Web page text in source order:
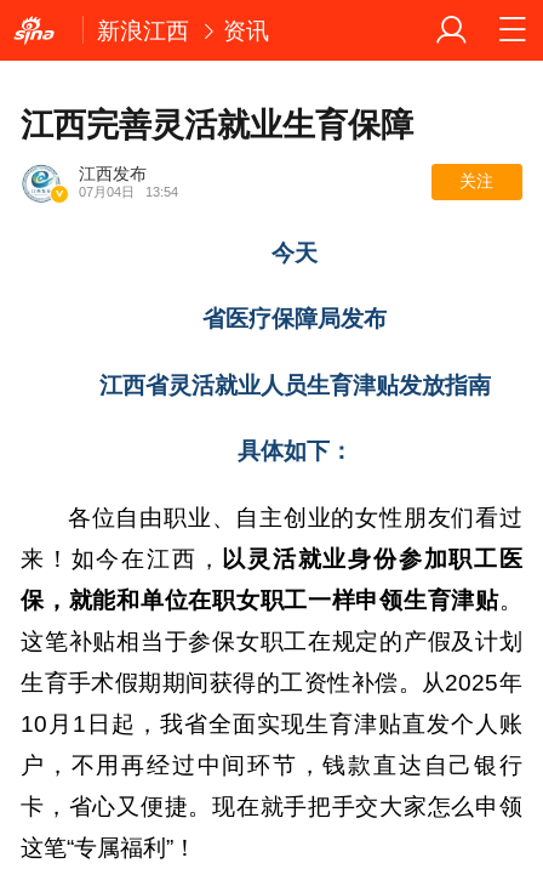
新浪江西 资讯
江西完善灵活就业生育保障
江西发布
07月04日 13:54
关注
今天
省医疗保障局发布
江西省灵活就业人员生育津贴发放指南
具体如下：
各位自由职业、自主创业的女性朋友们看过
来！如今在江西， 以灵活就业身份参加职工医
保，就能和单位在职女职工一样申领生育津贴。
这笔补贴相当于参保女职工在规定的产假及计划
生育手术假期期间获得的工资性补偿。 从2025年
10 月 1日起，我省全面实现生育津贴直发个人账
户，不用再经过中间环节，钱款直达自己银行
卡，省心又便捷。现在就手把手交大家怎么申领
这笔“专属福利”！